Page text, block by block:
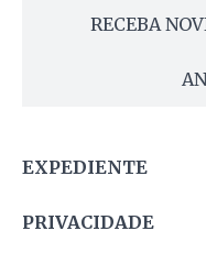
RECEBA
EXPEDIENTE
PRIVACIDADE